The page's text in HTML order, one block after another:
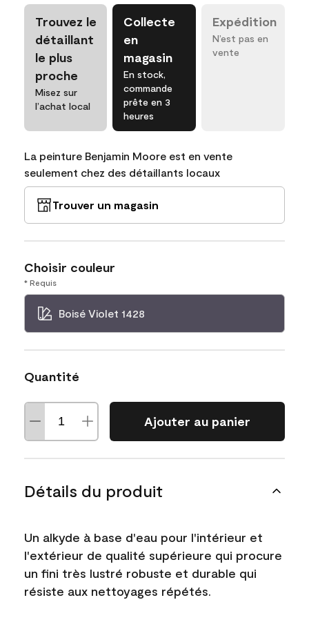
Trouvez le
détaillant
le plus
proche
Misez sur
l’achat local
Collecte
en
magasin
En stock,
commande
prête en 3
heures
Expédition
N’est pas en
vente
La peinture Benjamin Moore est en vente
seulement chez des détaillants locaux
Trouver un magasin
Choisir couleur
* Requis
Boisé Violet 1428
Quantité
Ajouter au panier
Détails du produit
Un alkyde à base d'eau pour l'intérieur et
l'extérieur de qualité supérieure qui procure
un fini très lustré robuste et durable qui
résiste aux nettoyages répétés.